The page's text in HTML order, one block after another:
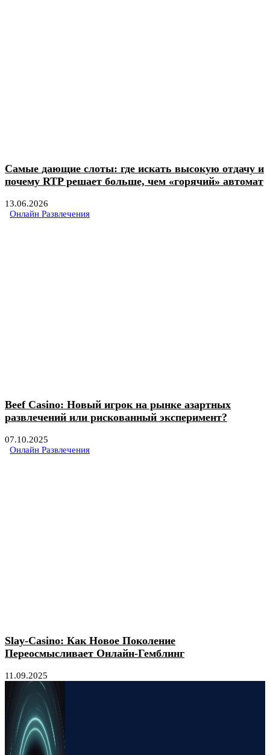
Самые дающие слоты: где искать высокую отдачу и
почему RTP решает больше, чем «горячий» автомат
13.06.2026
Онлайн Развлечения
Beef Casino: Новый игрок на рынке азартных
развлечений или рискованный эксперимент?
07.10.2025
Онлайн Развлечения
Slay-Casino: Как Новое Поколение
Переосмысливает Онлайн-Гемблинг
11.09.2025